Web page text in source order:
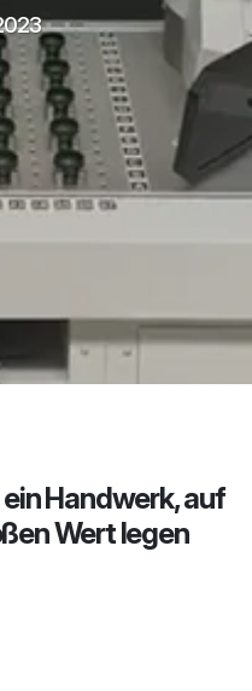
Handwerk, auf
Wert legen